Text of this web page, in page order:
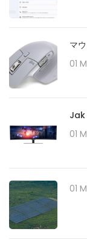
マ
01
01
01